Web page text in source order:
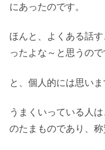
にあったのです。
ほんと、よくある話
ったよな～と思うの
と、個人的には思いま
うまくいっている人
のたまものであり、